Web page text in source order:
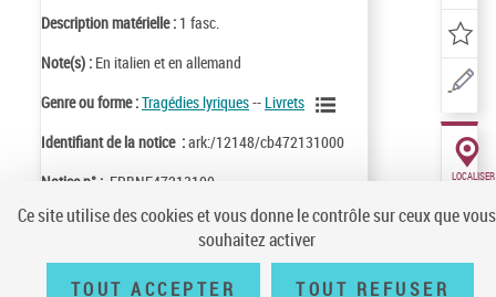
Description matérielle : 1 fasc.
Note(s) : En italien et en allemand
Genre ou forme :Tragédies lyriques-- Livrets
Identifiant de la notice :ark:/12148/cb472131000
Notice n° : FRBNF47213100
LOCALISER
Ce site utilise des cookies et vous donne le contrôle sur ceux que vous
souhaitez activer
TOUT ACCEPTER TOUT REFUSER